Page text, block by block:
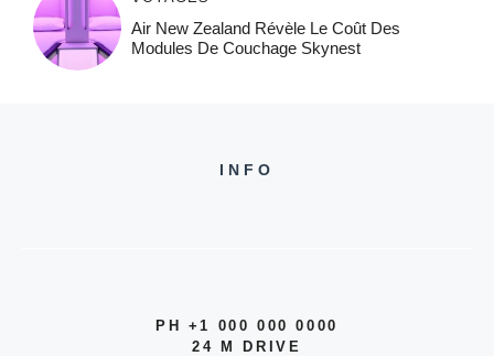
Air New Zealand Révèle Le Coût Des
Modules De Couchage Skynest
INFO
PH +1 000 000 0000
24 M DRIVE